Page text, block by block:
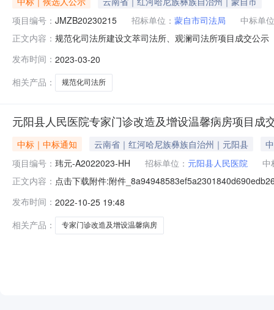
项目编号： JMZB20230215 招标单位： 蒙自市司法局
中标单
正文内容： 规范化司法所建设文萃司法所、观澜司法所项目成交公
于2023年3月17日下午16时00分在蒙自市司法局会议室
选意见：第
发布时间： 2023-03-20
相关产品：
规范化司法所
元阳县人民医院专家门诊改造及增设温馨病房项目成
中标｜中标通知 云南省｜红河哈尼族彝族自治州｜元阳县
项目编号： 玮元-A2022023-HH 招标单位： 元阳县人民医院
中
正文内容： 点击下载附件:附件
他：项目编号：玮元-A2022023-1二、项目名称：元阳
发布时间： 2022-10-25 19:48
相关产品：
专家门诊改造及增设温馨病房